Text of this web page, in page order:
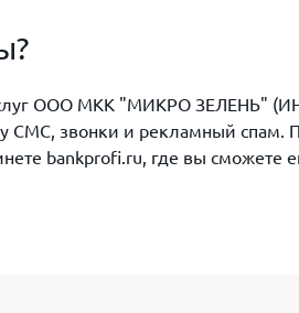
ООО МКК "МИКРО ЗЕЛЕНЬ"
СМС, звонки и рекламный спам.
где вы сможете